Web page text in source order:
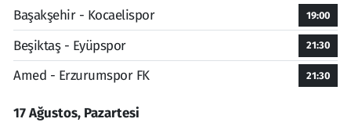
Başakşehir - Kocaelispor
19:00
Beşiktaş - Eyüpspor 21:30
Amed - Erzurumspor FK 21:30
17 Ağustos, Pazartesi